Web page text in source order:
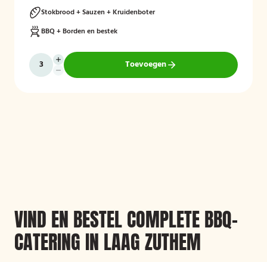
Stokbrood + Sauzen + Kruidenboter
BBQ + Borden en bestek
Toevoegen
VIND EN BESTEL COMPLETE BBQ-
CATERING IN LAAG ZUTHEM